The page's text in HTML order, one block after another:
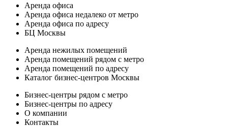
Аренда офиса
Аренда офиса недалеко от метро
Аренда офиса по адресу
БЦ Москвы
Аренда нежилых помещений
Аренда помещений рядом с метро
Аренда помещений по адресу
Каталог бизнес-центров Москвы
Бизнес-центры рядом с метро
Бизнес-центры по адресу
О компании
Контакты